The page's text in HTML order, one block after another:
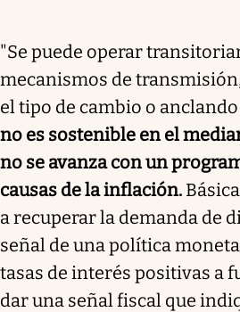
"Se puede operar
mecanismos de
el tipo de cambio o
no es sostenible en el
no se avanza con un
causas de la inflación.
a recuperar la demanda de
señal de una política
tasas de interés positivas a
dar una señal fiscal que